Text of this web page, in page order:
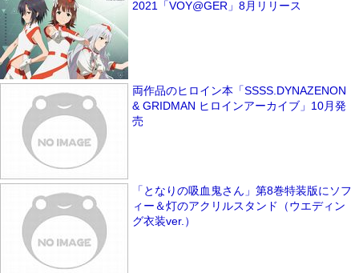
2021「VOY@GER」8月リリース
両作品のヒロイン本「SSSS.DYNAZENON
& GRIDMAN ヒロインアーカイブ」10月発
売
「となりの吸血鬼さん」第8巻特装版にソフ
ィー＆灯のアクリルスタンド（ウエディン
グ衣装ver.）